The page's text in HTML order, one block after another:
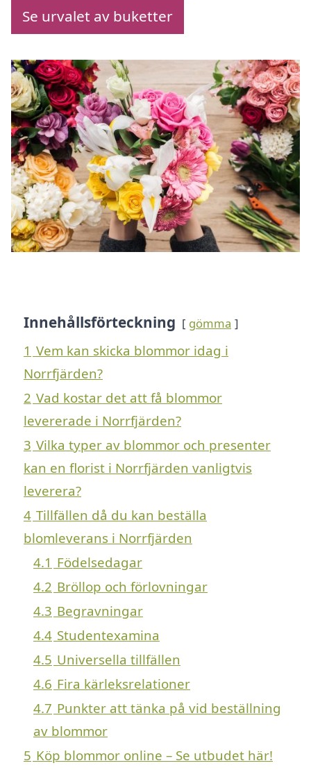
Se urvalet av buketter
Innehållsförteckning gömma
1 Vem kan skicka blommor idag i
Norrfjärden?
2 Vad kostar det att få blommor
levererade i Norrfjärden?
3 Vilka typer av blommor och presenter
kan en florist i Norrfjärden vanligtvis
leverera?
4 Tillfällen då du kan beställa
blomleverans i Norrfjärden
4.1 Födelsedagar
4.2 Bröllop och förlovningar
4.3 Begravningar
4.4 Studentexamina
4.5 Universella tillfällen
4.6 Fira kärleksrelationer
4.7 Punkter att tänka på vid beställning
av blommor
5 Köp blommor online – Se utbudet här!